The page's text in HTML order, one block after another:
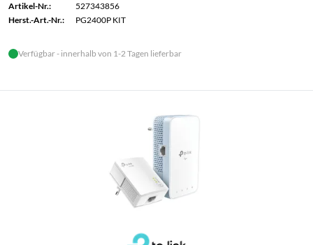
Artikel-Nr.:
527343856
Herst.-Art.-Nr.:
PG2400P KIT
Verfügbar - innerhalb von 1-2 Tagen lieferbar